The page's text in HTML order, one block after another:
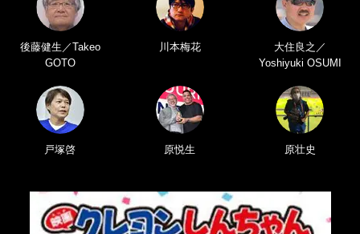
後藤健生／Takeo
GOTO
川本梅花
大住良之／
Yoshiyuki OSUMI
戸塚啓 原悦生 原壮史